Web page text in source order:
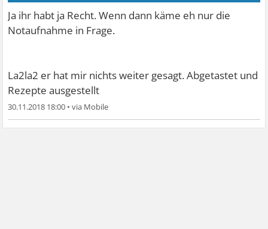
Ja ihr habt ja Recht. Wenn dann käme eh nur die
Notaufnahme in Frage.
La2la2 er hat mir nichts weiter gesagt. Abgetastet und
Rezepte ausgestellt
30.11.2018 18:00 •